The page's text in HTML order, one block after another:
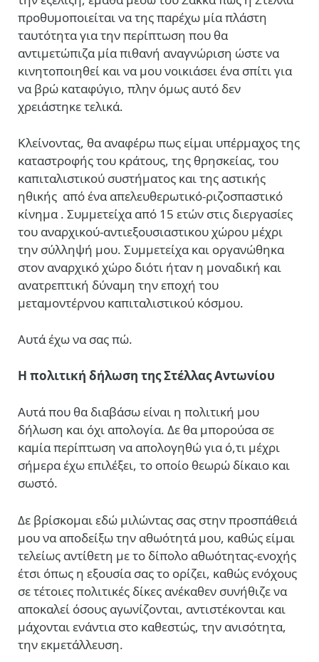
προθυμοποιείται να της παρέχω μία πλάστη
ταυτότητα για την περίπτωση που θα
αντιμετώπιζα μία πιθανή αναγνώριση ώστε να
κινητοποιηθεί και να μου νοικιάσει ένα σπίτι για
να βρώ καταφύγιο, πλην όμως αυτό δεν
χρειάστηκε τελικά.
Κλείνοντας, θα αναφέρω πως είμαι υπέρμαχος της
καταστροφής του κράτους, της θρησκείας, του
καπιταλιστικού συστήματος και της αστικής
ηθικής από ένα απελευθερωτικό-ριζοσπαστικό
κίνημα . Συμμετείχα από 15 ετών στις διεργασίες
του αναρχικού-αντιεξουσιαστικου χώρου μέχρι
την σύλληψή μου. Συμμετείχα και οργανώθηκα
στον αναρχικό χώρο διότι ήταν η μοναδική και
ανατρεπτική δύναμη την εποχή του
μεταμοντέρνου καπιταλιστικού κόσμου.
Αυτά έχω να σας πώ.
Η πολιτική δήλωση της Στέλλας Αντωνίου
Αυτά που θα διαβάσω είναι η πολιτική μου
δήλωση και όχι απολογία. Δε θα μπορούσα σε
καμία περίπτωση να απολογηθώ για ό,τι μέχρι
σήμερα έχω επιλέξει, το οποίο θεωρώ δίκαιο και
σωστό.
Δε βρίσκομαι εδώ μιλώντας σας στην προσπάθειά
μου να αποδείξω την αθωότητά μου, καθώς είμαι
τελείως αντίθετη με το δίπολο αθωότητας-ενοχής
έτσι όπως η εξουσία σας το ορίζει, καθώς ενόχους
σε τέτοιες πολιτικές δίκες ανέκαθεν συνήθιζε να
αποκαλεί όσους αγωνίζονται, αντιστέκονται και
μάχονται ενάντια στο καθεστώς, την ανισότητα,
την εκμετάλλευση.